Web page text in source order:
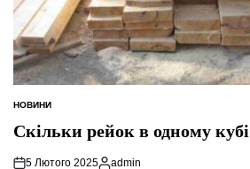
ОПУБЛІКУВАТИ
У
НОВИНИ
Скільки рейок в одному кубі
5 Лютого 2025 admin